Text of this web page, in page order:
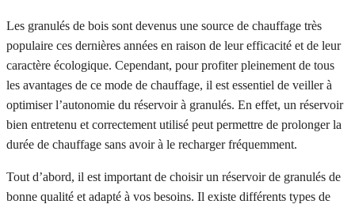
Les granulés de bois sont devenus une source de chauffage très
populaire ces dernières années en raison de leur efficacité et de leur
caractère écologique. Cependant, pour profiter pleinement de tous
les avantages de ce mode de chauffage, il est essentiel de veiller à
optimiser l’autonomie du réservoir à granulés. En effet, un réservoir
bien entretenu et correctement utilisé peut permettre de prolonger la
durée de chauffage sans avoir à le recharger fréquemment.
Tout d’abord, il est important de choisir un réservoir de granulés de
bonne qualité et adapté à vos besoins. Il existe différents types de